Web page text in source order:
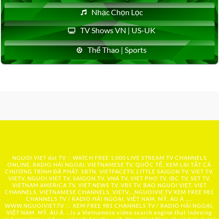
Nhạc Chọn Lọc
TV Shows VN | US-UK
Thể Thao | Sports
NGUOI VIET dot TV :: WATCH FREE 1,000 LIVE STREAM TV CHANNELS
ONLINE, RADIO HẢI NGOẠI, VIETNAMESE TV, QUỐC TẾ, XEM LẠI TẤT CẢ
CHƯƠNG TRÌNH ĐÃ PHÁT: SBTN, VIETFACETV, LITTLE SAIGON TV, VIET TV,
VIETV, NGUOI VIET TV, SAIGON TV, VNA TV, VIET PHO TV, IBC TV, SET TV,
VIETNAM AMERICA TV, VIET NEWS TV, VBS TV, BAO NGUOI VIET, VIET
CHANNELS, VIETNAMESE CHANNELS, VIETV,... NGUOIVIE.TV XEM FREE 981
CHANNELS TV / RADIO HẢI NGOẠI, VIỆT NAM, MỸ, ÂU Á …..
WWW.NGUOIVIET.TV ::: XEM FREE 981 CHANNELS TV / RADIO HẢI NGOẠI,
VIỆT NAM, MỸ, ÂU Á ….is a Vietnamese video search engine that indexing